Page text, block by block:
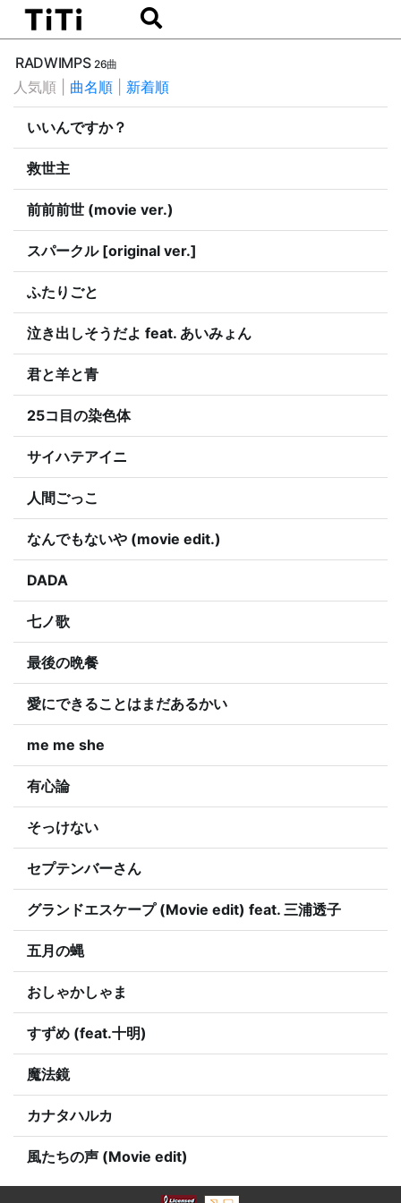
RADWIMPS26曲
人気順 曲名順 新着順
いいんですか？
救世主
前前前世 (movie ver.)
スパークル [original ver.]
ふたりごと
泣き出しそうだよ feat. あいみょん
君と羊と青
25コ目の染色体
サイハテアイニ
人間ごっこ
なんでもないや (movie edit.)
DADA
七ノ歌
最後の晩餐
愛にできることはまだあるかい
me me she
有心論
そっけない
セプテンバーさん
グランドエスケープ (Movie edit) feat. 三浦透子
五月の蝿
おしゃかしゃま
すずめ (feat.十明)
魔法鏡
カナタハルカ
風たちの声 (Movie edit)